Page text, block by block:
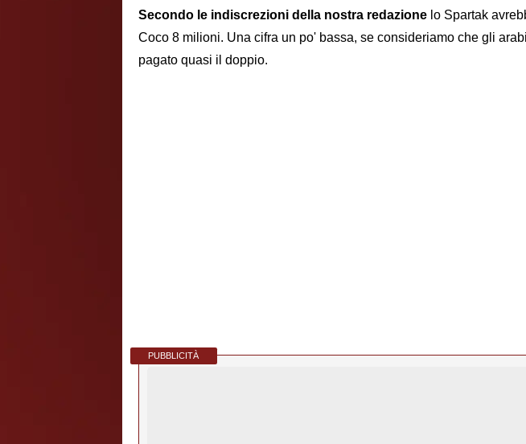
Secondo le indiscrezioni della nostra redazione lo Spartak
Coco 8 milioni. Una cifra un po' bassa, se consideriamo che gli
pagato quasi il doppio.
PUBBLICITÀ